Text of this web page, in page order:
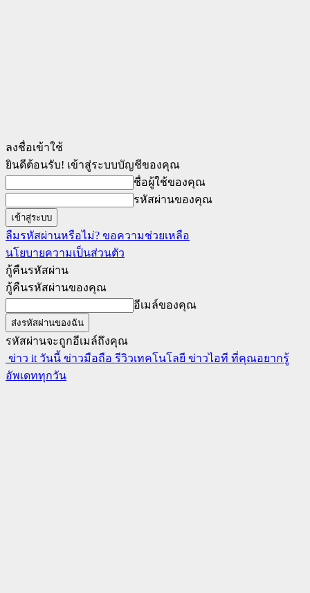
ลงชื่อเข้าใช้
ยินดีต้อนรับ! เข้าสู่ระบบบัญชีของคุณ
ชื่อผู้ใช้ของคุณ
รหัสผ่านของคุณ
ลืมรหัสผ่านหรือไม่? ขอความช่วยเหลือ
นโยบายความเป็นส่วนตัว
กู้คืนรหัสผ่าน
กู้คืนรหัสผ่านของคุณ
อีเมล์ของคุณ
รหัสผ่านจะถูกอีเมล์ถึงคุณ
ข่าว it วันนี้ ข่าวมือถือ รีวิวเทคโนโลยี ข่าวไอที ที่คุณอยากรู้
อัพเดททุกวัน